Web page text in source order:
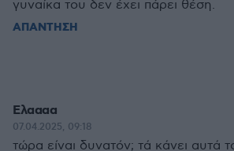
γυναίκα του δεν έχει πάρει θέση.
ΑΠΑΝΤΗΣΗ
Ελαααα
07.04.2025, 09:18
τώρα είναι δυνατόν; τά κάνει αυτά